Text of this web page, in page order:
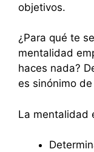
objetivos.
¿Para qué te
mentalidad
haces nada?
es sinónimo
La mentalidad